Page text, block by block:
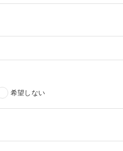
希望しない